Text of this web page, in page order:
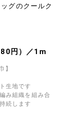
グのクールク
円）／1m
】
生地です
み組織を組み合
続します